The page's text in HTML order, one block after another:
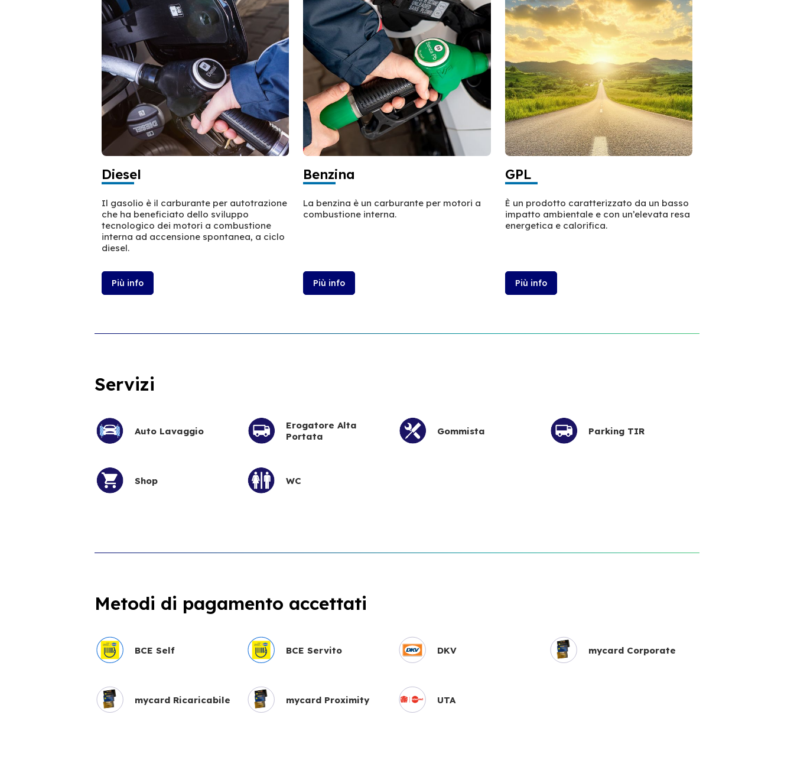
Diesel
Il gasolio è il carburante per autotrazione
che ha beneficiato dello sviluppo
tecnologico dei motori a combustione
interna ad accensione spontanea, a ciclo
diesel.
Più info
Benzina
La benzina è un carburante per motori a
combustione interna.
Più info
GPL
È un prodotto caratterizzato da un basso
impatto ambientale e con un’elevata resa
energetica e calorifica.
Più info
Servizi
Auto Lavaggio
Erogatore Alta
Portata
Gommista Parking TIR
Shop WC
Metodi di pagamento accettati
BCE Self BCE Servito DKV mycard Corporate
mycard Ricaricabile mycard Proximity UTA